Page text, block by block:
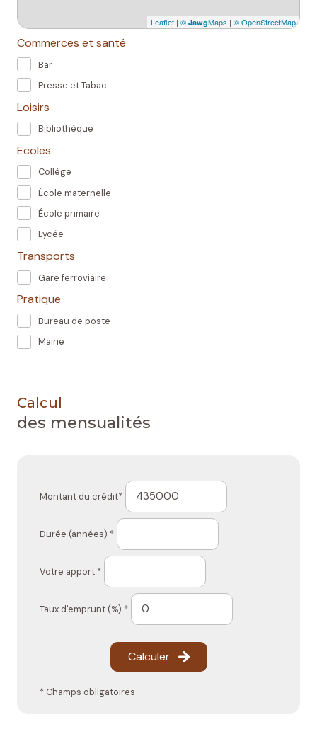
Leaflet | © JawgMaps | © OpenStreetMap
Commerces et santé
Bar
Presse et Tabac
Loisirs
Bibliothèque
Ecoles
Collège
École maternelle
École primaire
Lycée
Transports
Gare ferroviaire
Pratique
Bureau de poste
Mairie
Calcul
des mensualités
Montant du crédit*
Durée (années) *
Votre apport *
Taux d'emprunt (%) *
Calculer
* Champs obligatoires